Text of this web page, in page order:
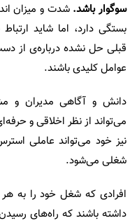
سوگوار باشد. شدت و میزان
بستگی دارد، اما شاید ارتباط
قبلی حل نشده درباره‌ی از
عوامل کلیدی باشند.
دانش و آگاهی مدیران و
می‌تواند از نظر اخلاقی و
نیز خود می‌تواند عاملی
شغلی می‌شود.
افرادی که شغل خود را به
داشته باشند که راه‌های